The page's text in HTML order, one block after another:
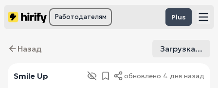
Работодателям Plus
Назад Загрузка...
Smile Up обновлено 4 дня назад